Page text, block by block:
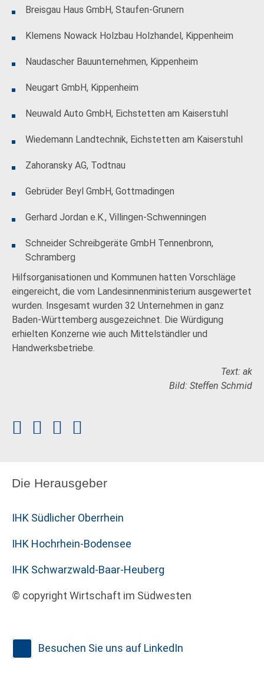
Breisgau Haus GmbH, Staufen-Grunern
Klemens Nowack Holzbau Holzhandel, Kippenheim
Naudascher Bauunternehmen, Kippenheim
Neugart GmbH, Kippenheim
Neuwald Auto GmbH, Eichstetten am Kaiserstuhl
Wiedemann Landtechnik, Eichstetten am Kaiserstuhl
Zahoransky AG, Todtnau
Gebrüder Beyl GmbH, Gottmadingen
Gerhard Jordan e.K., Villingen-Schwenningen
Schneider Schreibgeräte GmbH Tennenbronn,
Schramberg
Hilfsorganisationen und Kommunen hatten Vorschläge
eingereicht, die vom Landesinnenministerium ausgewertet
wurden. Insgesamt wurden 32 Unternehmen in ganz
Baden-Württemberg ausgezeichnet. Die Würdigung
erhielten Konzerne wie auch Mittelständler und
Handwerksbetriebe.
Text: ak
Bild: Steffen Schmid
Die Herausgeber
IHK Südlicher Oberrhein
IHK Hochrhein-Bodensee
IHK Schwarzwald-Baar-Heuberg
© copyright Wirtschaft im Südwesten
Besuchen Sie uns auf LinkedIn